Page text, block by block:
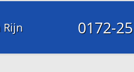
Rijn 0172-